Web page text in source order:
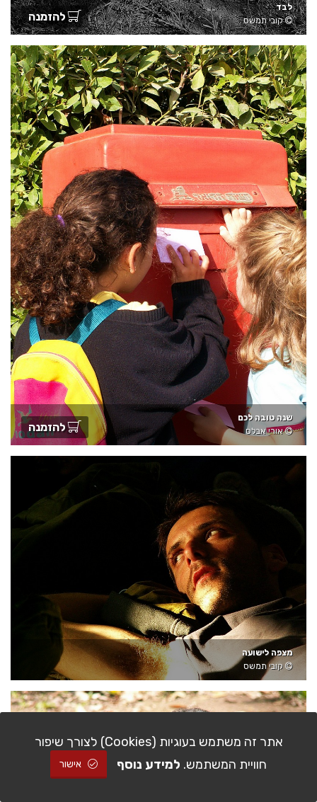
לבד
קובי תמשס
להזמנה
שנה טובה לכם
אורי אבלס
להזמנה
מצפה לישועה
קובי תמשס
אתר זה משתמש בעוגיות (Cookies) לצורך שיפור
חוויית המשתמש. למידע נוסף